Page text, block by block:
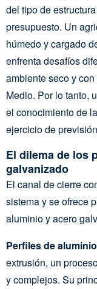
del tipo de
presupuesto. Un
húmedo y cargado
enfrenta desafíos
ambiente seco y
Medio. Por lo tanto,
el conocimiento de
ejercicio de
El dilema de los
galvanizado
El canal de cierre
sistema y se ofrece
aluminio y acero
Perfiles de aluminio
extrusión, un
y complejos. Su